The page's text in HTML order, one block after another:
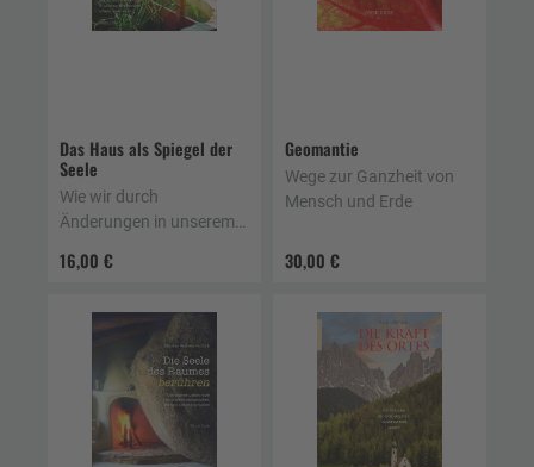
Das Haus als Spiegel der
Seele
16,00 €
Wie wir durch
Änderungen in unserem
heilen
Geomantie
30,00 €
Wege zur Ganzheit von
Mensch und Erde